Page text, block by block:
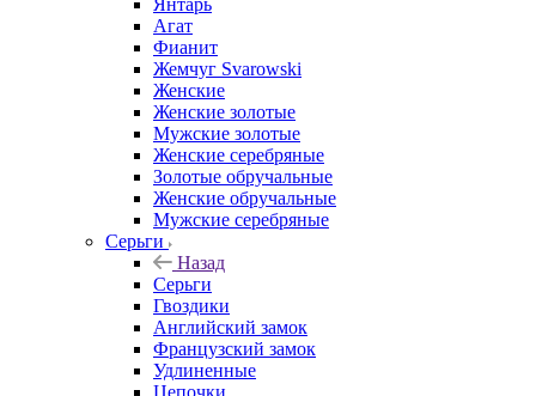
Янтарь
Агат
Фианит
Жемчуг Svarowski
Женские
Женские золотые
Мужские золотые
Женские серебряные
Золотые обручальные
Женские обручальные
Мужские серебряные
Серьги
Назад
Серьги
Гвоздики
Английский замок
Французский замок
Удлиненные
Цепочки